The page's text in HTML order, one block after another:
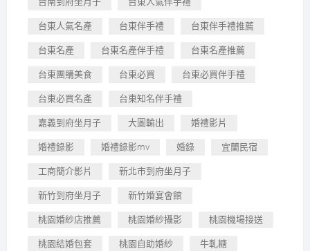
台東人氣名產 台東伴手禮 台東伴手禮推薦
台東名產 台東名產伴手禮 台東名產推薦
台東團購美食 台東必買 台東必買伴手禮
台東必買名產 台東知名伴手禮
嘉義到府坐月子 大圖輸出 婚禮影片
婚禮錄影 婚禮錄影mv 婚錄 宜蘭民宿
工商簡介影片 新北市到府坐月子
新竹到府坐月子 新竹婚宴會館
桃園婚紗店推薦 桃園婚紗攝影 桃園機場接送
桃園結婚包套 桃園自助婚紗 牛軋糖